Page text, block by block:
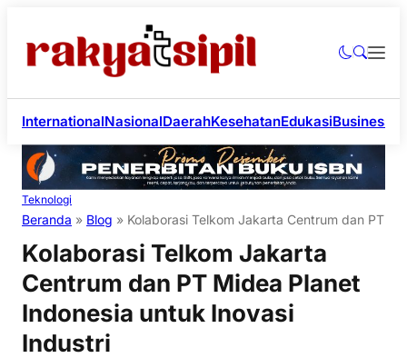
InternationalNasionalDaerahKesehatanEdukasiBusiness
Teknologi
Beranda » Blog » Kolaborasi Telkom Jakarta Centrum dan PT
Kolaborasi Telkom Jakarta
Centrum dan PT Midea Planet
Indonesia untuk Inovasi
Industri